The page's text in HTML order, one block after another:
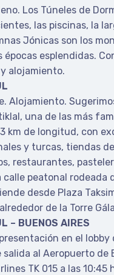
Los Túneles de
las piscinas, la
Jónicas son los
épocas esplendidas.
alojamiento.
Alojamiento.
una de las más
km de longitud, con
y turcas, tiendas
restaurantes,
calle peatonal
desde Plaza
de la Torre
– BUENOS AIRES
en el lobby
al Aeropuerto de
TK 015 a las 10:45